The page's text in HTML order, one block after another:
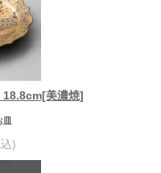
18.8cm[美濃焼]
皿
)